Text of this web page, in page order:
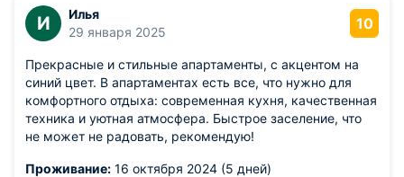
И
Илья
29 января 2025
10
Прекрасные и стильные апартаменты, с акцентом на
синий цвет. В апартаментах есть все, что нужно для
комфортного отдыха: современная кухня, качественная
техника и уютная атмосфера. Быстрое заселение, что
не может не радовать, рекомендую!
Проживание: 16 октября 2024 (5 дней)